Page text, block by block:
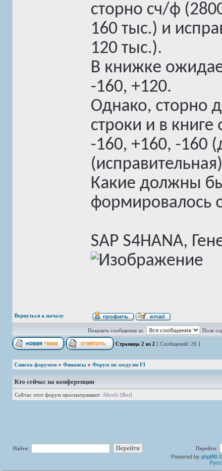
сторно сч/ф
160 тыс.) и
120 тыс.).
В книжке
-160, +120.
Однако, сторно
строки и в
-160, +160, -160
Какие должны
формировалось
SAP S4HANA,
Вернуться к началу
Показать сообщения за: Поле
Страница 2 из 2 [ Сообщений: 26 ]
Список форумов » Финансы » Форум по модулю FI
Кто сейчас на конференции
Сейчас этот форум просматривают: Ahrefs [Bot]
Найти:
Перейти:
Powered by phpBB